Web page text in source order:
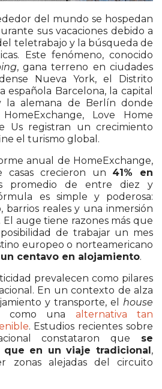
del mundo se hospedan
sus vacaciones debido a
teletrabajo y la búsqueda de
Este fenómeno, conocido
, gana terreno en ciudades
Nueva York, el Distrito
española Barcelona, la capital
la alemana de Berlín donde
Love Home
Us registran un crecimiento
el turismo global.
anual de HomeExchange,
casas crecieron un 41% en
promedio de entre diez y
es simple y poderosa:
barrios reales y una inmersión
auge tiene razones más que
de trabajar un mes
europeo o norteamericano
centavo en alojamiento.
prevalecen como pilares
En un contexto de alza
y transporte, el house
como una alternativa tan
. Estudios recientes sobre
constataron que se
que en un viaje tradicional,
zonas alejadas del circuito